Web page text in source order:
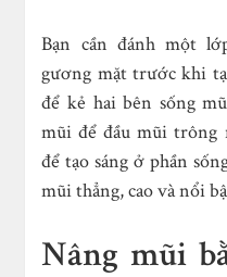
Bạn cần đánh một
gương mặt trước khi
để kẻ hai bên sống
mũi để đầu mũi trông
để tạo sáng ở phần
mũi thẳng, cao và nổi
Nâng mũi